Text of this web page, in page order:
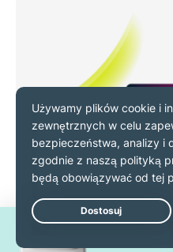
Wygraj jeden z 30